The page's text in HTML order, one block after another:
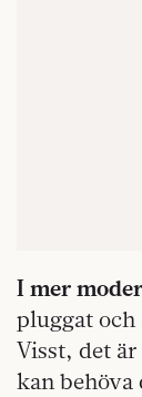
I mer
pluggat
Visst, det
kan behöva